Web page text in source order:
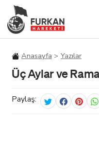
Anasayfa Yazılar
Üç Aylar ve
Paylaş: